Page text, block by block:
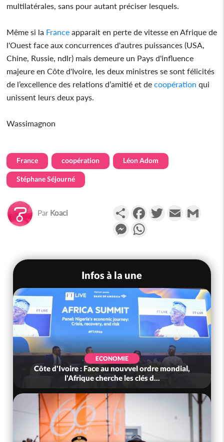
multilatérales, sans pour autant préciser lesquels.
Même si la France apparait en perte de vitesse en Afrique de
l'Ouest face aux concurrences d'autres puissances (USA,
Chine, Russie, ndlr) mais demeure un Pays d'influence
majeure en Côte d'Ivoire, les deux ministres se sont félicités
de l’excellence des relations d’amitié et de coopération qui
unissent leurs deux pays.
Wassimagnon
France coopération Léon Adom
Stéphane Séjourné
Par Koaci PartagerFacebookTwitterEmail
Messenger
Infos à la une
ECONOMIE
Côte d'Ivoire : Face au nouvvel ordre mondial,
l'Afrique cherche les clés d...